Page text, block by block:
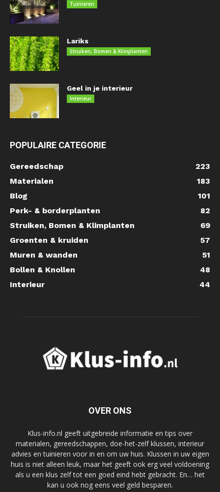
Tuinieren
Lariks
Struiken, Bomen & Klimplanten
Geel in je interieur
Interieur
POPULAIRE CATEGORIE
Gereedschap
223
Materialen
183
Blog
101
Perk- & borderplanten
82
Struiken, Bomen & Klimplanten
69
Groenten & kruiden
57
Muren & wanden
51
Bollen & Knollen
48
Interieur
44
OVER ONS
Klus-info.nl geeft uitgebreide informatie en tips over
materialen, gereedschappen, doe-het-zelf klussen, interieur
advies en tuinieren voor in en om uw huis. Klussen in uw eigen
huis is niet alleen leuk, maar het geeft ook erg veel voldoening
als u een klus zelf tot een goed eind hebt gebracht. En… het
kan u ook nog eens veel geld besparen.